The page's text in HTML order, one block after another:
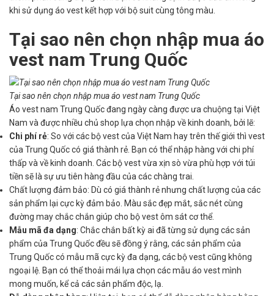
khi sử dụng áo vest kết hợp với bộ suit cùng tông màu.
Tại sao nên chọn nhập mua áo
vest nam Trung Quốc
Tại sao nên chọn nhập mua áo vest nam Trung Quốc
Áo vest nam Trung Quốc đang ngày càng được ưa chuộng tại Việt
Nam và được nhiều chủ shop lựa chọn nhập về kinh doanh, bởi lẽ:
Chi phí rẻ: So với các bộ vest của Việt Nam hay trên thế giới thì vest
của Trung Quốc có giá thành rẻ. Bạn có thể nhập hàng với chi phí
thấp và về kinh doanh. Các bộ vest vừa xịn sò vừa phù hợp với túi
tiền sẽ là sự ưu tiên hàng đầu của các chàng trai.
Chất lượng đảm bảo: Dù có giá thành rẻ nhưng chất lượng của các
sản phẩm lại cực kỳ đảm bảo. Màu sắc đẹp mắt, sắc nét cùng
đường may chắc chắn giúp cho bộ vest ôm sát cơ thể.
Mẫu mã đa dạng: Chắc chắn bất kỳ ai đã từng sử dụng các sản
phẩm của Trung Quốc đều sẽ đồng ý rằng, các sản phẩm của
Trung Quốc có mẫu mã cực kỳ đa dạng, các bộ vest cũng không
ngoại lệ. Bạn có thể thoải mái lựa chọn các mẫu áo vest mình
mong muốn, kể cả các sản phẩm độc, lạ.